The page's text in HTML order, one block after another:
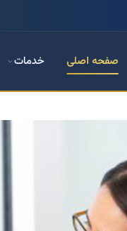
صفحه اصلی خدمات